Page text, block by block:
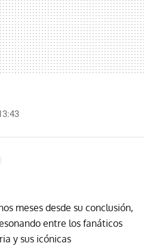
meses desde su conclusión,
entre los fanáticos
y sus icónicas